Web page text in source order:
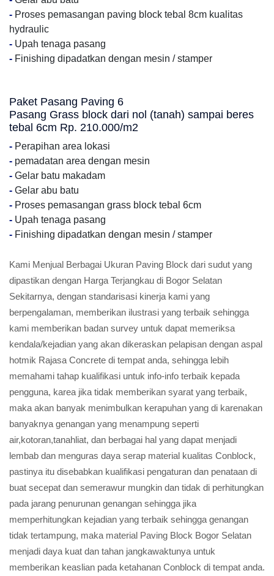
- Proses pemasangan paving block tebal 8cm kualitas
hydraulic
- Upah tenaga pasang
- Finishing dipadatkan dengan mesin / stamper
Paket Pasang Paving 6
Pasang Grass block dari nol (tanah) sampai beres
tebal 6cm Rp. 210.000/m2
- Perapihan area lokasi
- pemadatan area dengan mesin
- Gelar batu makadam
- Gelar abu batu
- Proses pemasangan grass block tebal 6cm
- Upah tenaga pasang
- Finishing dipadatkan dengan mesin / stamper
Kami Menjual Berbagai Ukuran Paving Block dari sudut yang
dipastikan dengan Harga Terjangkau di Bogor Selatan
Sekitarnya, dengan standarisasi kinerja kami yang
berpengalaman, memberikan ilustrasi yang terbaik sehingga
kami memberikan badan survey untuk dapat memeriksa
kendala/kejadian yang akan dikeraskan pelapisan dengan aspal
hotmik Rajasa Concrete di tempat anda, sehingga lebih
memahami tahap kualifikasi untuk info-info terbaik kepada
pengguna, karea jika tidak memberikan syarat yang terbaik,
maka akan banyak menimbulkan kerapuhan yang di karenakan
banyaknya genangan yang menampung seperti
air,kotoran,tanahliat, dan berbagai hal yang dapat menjadi
lembab dan menguras daya serap material kualitas Conblock,
pastinya itu disebabkan kualifikasi pengaturan dan penataan di
buat secepat dan semerawur mungkin dan tidak di perhitungkan
pada jarang penurunan genangan sehingga jika
memperhitungkan kejadian yang terbaik sehingga genangan
tidak tertampung, maka material Paving Block Bogor Selatan
menjadi daya kuat dan tahan jangkawaktunya untuk
memberikan keaslian pada ketahanan Conblock di tempat anda.